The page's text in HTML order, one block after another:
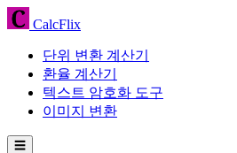
CalcFlix
단위 변환 계산기
환율 계산기
텍스트 암호화 도구
이미지 변환
☰